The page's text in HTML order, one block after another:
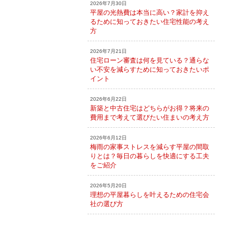
2026年7月30日
平屋の光熱費は本当に高い？家計を抑え
るために知っておきたい住宅性能の考え
方
2026年7月21日
住宅ローン審査は何を見ている？通らな
い不安を減らすために知っておきたいポ
イント
2026年6月22日
新築と中古住宅はどちらがお得？将来の
費用まで考えて選びたい住まいの考え方
2026年6月12日
梅雨の家事ストレスを減らす平屋の間取
りとは？毎日の暮らしを快適にする工夫
をご紹介
2026年5月20日
理想の平屋暮らしを叶えるための住宅会
社の選び方